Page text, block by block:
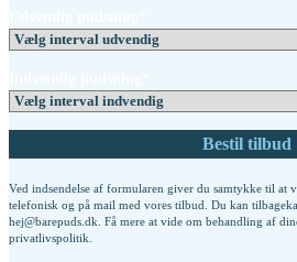
Ved indsendelse af formularen giver du samtykke til at
telefonisk og på mail med vores tilbud. Du kan
hej@barepuds.dk. Få mere at vide om behandling af
privatlivspolitik